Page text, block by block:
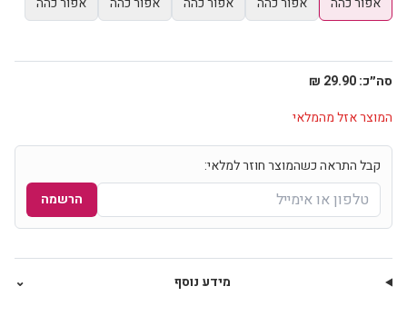
סה״כ:29.90 ₪
המוצר אזל מהמלאי
קבל התראה כשהמוצר חוזר למלאי:
הרשמה
מידע נוסף ⌄